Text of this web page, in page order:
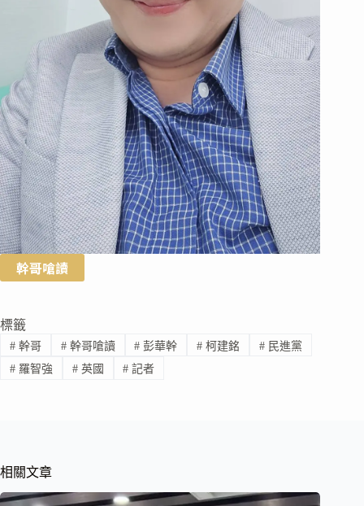
幹哥嗆讀
標籤
#幹哥 #幹哥嗆讀 # 彭華幹 # 柯建銘 # 民進黨
#羅智強 #英國 # 記者
相關文章